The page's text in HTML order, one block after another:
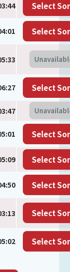
Select
Select
Select
Select
Select
Select
Select
Select